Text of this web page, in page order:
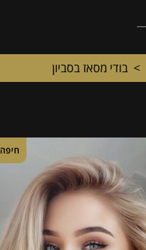
> בודי מסאז בסביון
חיפה